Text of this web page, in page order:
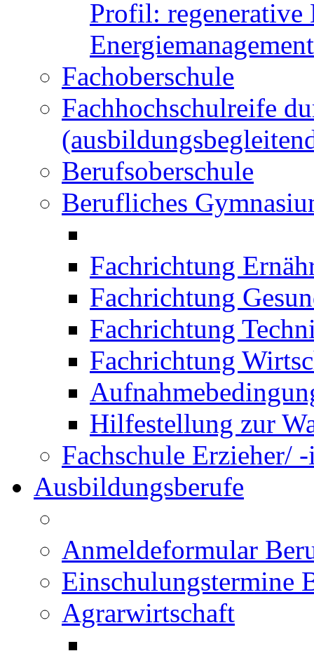
Profil: regenerative
Energiemanagement
Fachoberschule
Fachhochschulreife
Berufsoberschule
Berufliches
Fachrichtung
Fachrichtung
Fachrichtung
Fachrichtung
Hilfestellung zur
Fachschule Erzieher/
Ausbildungsberufe
Anmeldeformular
Einschulungstermine
Agrarwirtschaft